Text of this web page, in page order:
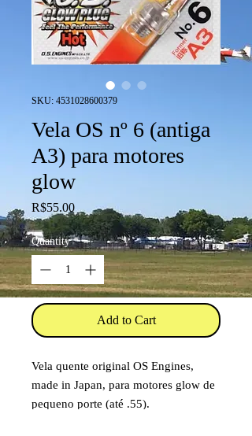
SKU: 4531028600379
Vela OS nº 6 (antiga
A3) para motores
glow
R$55.00Price
Quantity *
Add to Cart
Vela quente original OS Engines,
made in Japan, para motores glow de
pequeno porte (até .55).